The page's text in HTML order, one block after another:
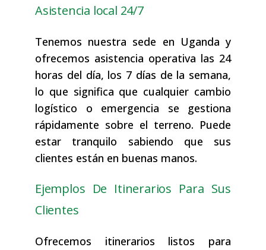
Asistencia local 24/7
Tenemos nuestra sede en Uganda y
ofrecemos asistencia operativa las 24
horas del día, los 7 días de la semana,
lo que significa que cualquier cambio
logístico o emergencia se gestiona
rápidamente sobre el terreno. Puede
estar tranquilo sabiendo que sus
clientes están en buenas manos.
Ejemplos De Itinerarios Para Sus
Clientes
Ofrecemos itinerarios listos para